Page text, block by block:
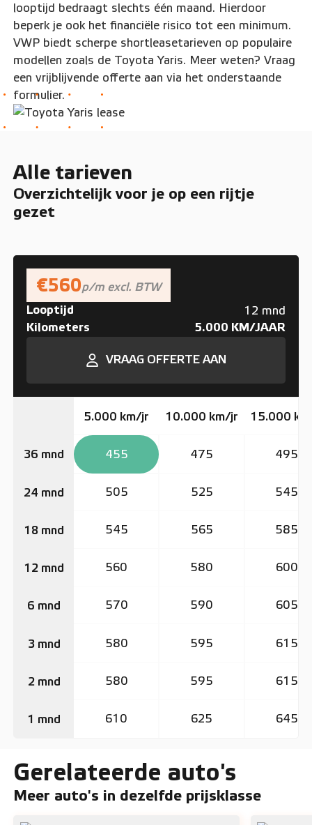
looptijd bedraagt slechts één maand. Hierdoor
beperk je ook het financiële risico tot een minimum.
VWP biedt scherpe shortleasetarieven op populaire
modellen zoals de Toyota Yaris. Meer weten? Vraag
een vrijblijvende offerte aan via het onderstaande
formulier.
Alle tarieven
Overzichtelijk voor je op een rijtje
gezet
€560p/m excl. BTW
Looptijd
12 mnd
Kilometers 5.000 KM/JAAR
VRAAG OFFERTE AAN
36 mnd
24 mnd
18 mnd
12 mnd
6 mnd
3 mnd
2 mnd
1 mnd
5.000 km/jr 10.000 km/jr 15.000
455 475 495
505 525 545
545 565 585
560 580 600
570 590 605
580 595 615
580 595 615
610 625 645
Gerelateerde auto's
Meer auto's in dezelfde prijsklasse